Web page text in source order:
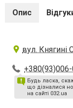
Опис
вул. Княгині
Будь ласка,
що дізналися
на сайті 032.ua